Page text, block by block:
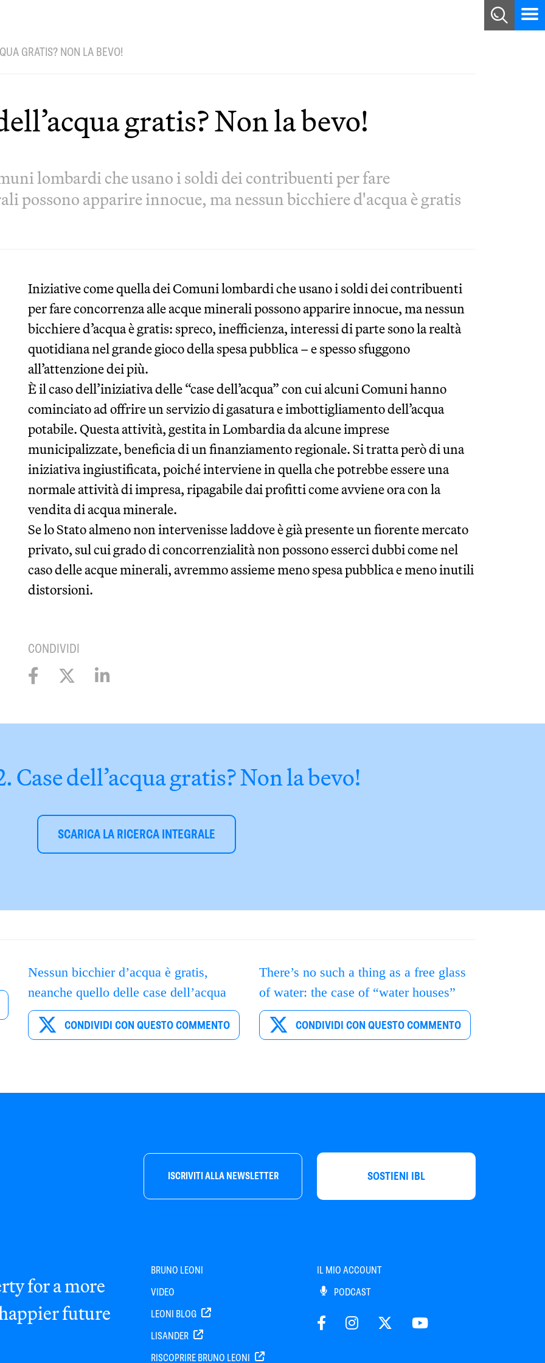
GRATIS? NON LA BEVO!
gratis? Non la bevo!
lombardi che usano i soldi dei contribuenti per fare
possono apparire innocue, ma nessun bicchiere d'acqua è gratis
Iniziative come quella dei Comuni lombardi che usano i soldi dei contribuenti
per fare concorrenza alle acque minerali possono apparire innocue, ma nessun
bicchiere d’acqua è gratis: spreco, inefficienza, interessi di parte sono la realtà
quotidiana nel grande gioco della spesa pubblica – e spesso sfuggono
all’attenzione dei più.
È il caso dell’iniziativa delle “case dell’acqua” con cui alcuni Comuni hanno
cominciato ad offrire un servizio di gasatura e imbottigliamento dell’acqua
potabile. Questa attività, gestita in Lombardia da alcune imprese
municipalizzate, beneficia di un finanziamento regionale. Si tratta però di una
iniziativa ingiustificata, poiché interviene in quella che potrebbe essere una
normale attività di impresa, ripagabile dai profitti come avviene ora con la
vendita di acqua minerale.
Se lo Stato almeno non intervenisse laddove è già presente un fiorente mercato
privato, sul cui grado di concorrenzialità non possono esserci dubbi come nel
caso delle acque minerali, avremmo assieme meno spesa pubblica e meno inutili
distorsioni.
CONDIVIDI
Case dell’acqua gratis? Non la bevo!
SCARICA LA RICERCA INTEGRALE
Nessun bicchier d’acqua è gratis,
neanche quello delle case dell’acqua
CONDIVIDI CON QUESTO COMMENTO
There’s no such a thing as a free glass
of water: the case of “water houses”
CONDIVIDI CON QUESTO COMMENTO
ISCRIVITI ALLA NEWSLETTER SOSTIENI IBL
for a more
future
BRUNO LEONI
VIDEO
LEONI BLOG
LISANDER
RISCOPRIRE BRUNO LEONI
IL MIO ACCOUNT
PODCAST